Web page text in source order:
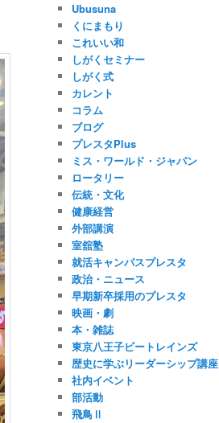
Ubusuna
くにまもり
これいい和
しがくセミナー
しがく式
カレント
コラム
ブログ
プレスタPlus
ミス・ワールド・ジャパン
ロータリー
伝統・文化
健康経営
外部講演
室舘塾
就活キャンパスプレスタ
政治・ニュース
早期新卒採用のプレスタ
映画・劇
本・雑誌
東京八王子ビートレインズ
歴史に学ぶリーダーシップ講座
社内イベント
部活動
飛鳥Ⅱ